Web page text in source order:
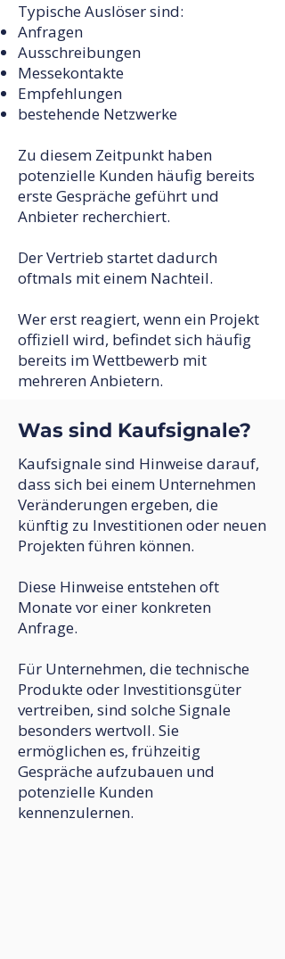
Typische Auslöser sind:
Anfragen
Ausschreibungen
Messekontakte
Empfehlungen
bestehende Netzwerke
Zu diesem Zeitpunkt haben
potenzielle Kunden häufig bereits
erste Gespräche geführt und
Anbieter recherchiert.
Der Vertrieb startet dadurch
oftmals mit einem Nachteil.
Wer erst reagiert, wenn ein Projekt
offiziell wird, befindet sich häufig
bereits im Wettbewerb mit
mehreren Anbietern.
Was sind Kaufsignale?
Kaufsignale sind Hinweise darauf,
dass sich bei einem Unternehmen
Veränderungen ergeben, die
künftig zu Investitionen oder neuen
Projekten führen können.
Diese Hinweise entstehen oft
Monate vor einer konkreten
Anfrage.
Für Unternehmen, die technische
Produkte oder Investitionsgüter
vertreiben, sind solche Signale
besonders wertvoll. Sie
ermöglichen es, frühzeitig
Gespräche aufzubauen und
potenzielle Kunden
kennenzulernen.